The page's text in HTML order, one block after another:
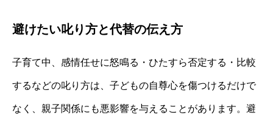
避けたい叱り方と代替の伝え方
子育て中、感情任せに怒鳴る・ひたすら否定する・比較
するなどの叱り方は、子どもの自尊心を傷つけるだけで
なく、親子関係にも悪影響を与えることがあります。避